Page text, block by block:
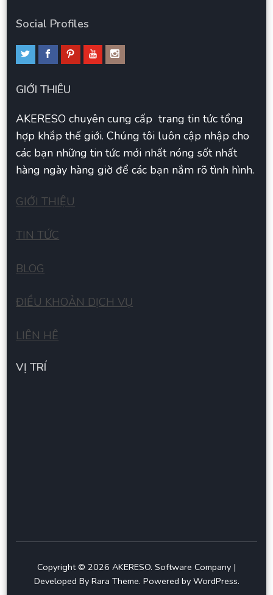
Social Profiles
GIỚI THIÊU
AKERESO chuyên cung cấp trang tin tức tổng
hợp khắp thế giới. Chúng tôi luôn cập nhập cho
các bạn những tin tức mới nhất nóng sốt nhất
hàng ngày hàng giờ để các bạn nắm rõ tình hình.
GIỚI THIỆU
TIN TỨC
BLOG
ĐIỀU KHOẢN DỊCH VỤ
LIÊN HÊ
VỊ TRÍ
Copyright © 2026 AKERESO. Software Company |
Developed By Rara Theme. Powered by WordPress.